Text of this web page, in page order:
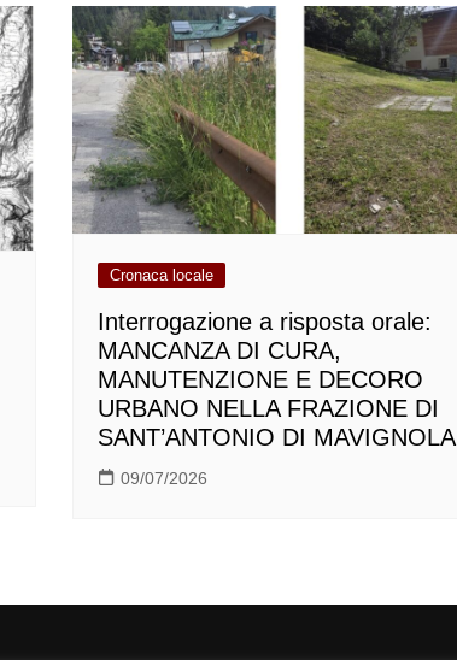
Cronaca locale
Interrogazione a risposta orale:
MANCANZA DI CURA,
MANUTENZIONE E DECORO
URBANO NELLA FRAZIONE DI
SANT’ANTONIO DI MAVIGNOLA
09/07/2026